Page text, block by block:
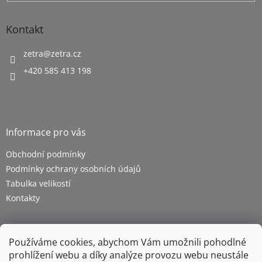
Používáme cookies, abychom Vám umožnili pohodlné
prohlížení webu a díky analýze provozu webu neustále
Kontakt
zetra@zetra.cz
+420 585 413 198
Informace pro vás
Obchodní podmínky
Podmínky ochrany osobních údajů
Tabulka velikostí
Kontakty